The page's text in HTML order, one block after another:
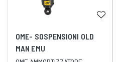
OME- SOSPENSIONI OLD
MAN EMU